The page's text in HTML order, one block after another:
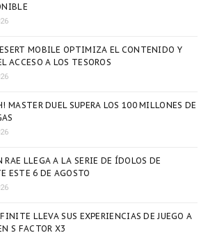
MOBILE OPTIMIZA EL CONTENIDO Y
ACCESO A LOS TESOROS
MASTER DUEL SUPERA LOS 100 MILLONES DE
RAE LLEGA A LA SERIE DE ÍDOLOS DE
ESTE 6 DE AGOSTO
LLEVA SUS EXPERIENCIAS DE JUEGO A
S FACTOR X3